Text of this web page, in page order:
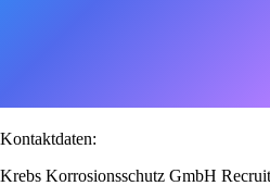
Kontaktdaten:
Krebs Korrosionsschutz GmbH